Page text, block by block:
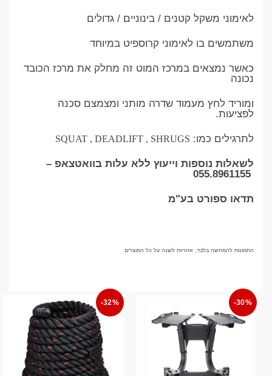
לאימוני משקל קטנים / בינוניים / גדולים
משתמשים בו לאימוני קרוספיט במיוחד
כאשר נמצאים במרכז המוט זה מחלק את מרכז הכובד
נכונה
ומוריד לחץ מעמוד שדרה מותני ומצמצם סכנה
לפציעות.
לתרגילים כמו: SQUAT , DEADLIFT , SHRUGS
לשאלות נוספות וייעוץ ללא עלות בוואטצאפ –
055.8961155
תדאו ספורט בע"מ
התמונות להמחשה בלבד, אחריות לשנה על כל המוצרים
-30%
-32%